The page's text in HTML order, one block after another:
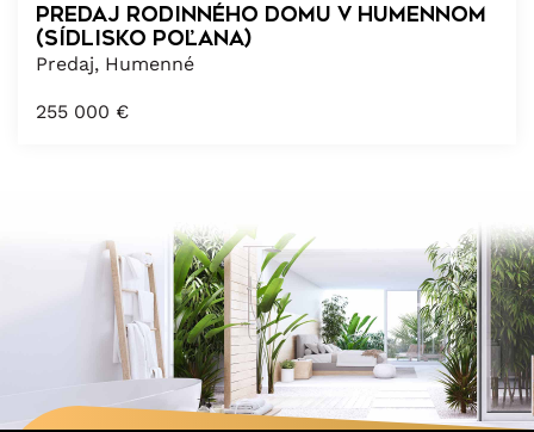
PREDAJ RODINNÉHO DOMU v HUMENNOM
(Sídlisko Poľana)
Predaj, Humenné
255 000 €